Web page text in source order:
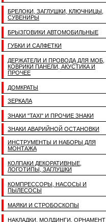
БРЕЛОКИ, ЗАГЛУШКИ, КЛЮЧНИЦЫ,
СУВЕНИРЫ
БРЫЗГОВИКИ АВТОМОБИЛЬНЫЕ
ГУБКИ И САЛФЕТКИ
ДЕРЖАТЕЛИ И ПРОВОДА ДЛЯ МОБ,
КОВРИКИ ПАНЕЛИ, АКУСТИКА И
ПРОЧЕЕ
ДОМКРАТЫ
ЗЕРКАЛА
ЗНАКИ "TAXI" И ПРОЧИЕ ЗНАКИ
ЗНАКИ АВАРИЙНОЙ ОСТАНОВКИ
ИНСТРУМЕНТЫ И НАБОРЫ ДЛЯ
МОНТАЖА
КОЛПАКИ ДЕКОРАТИВНЫЕ,
ЛОГОТИПЫ, ЗАГЛУШКИ
КОМПРЕССОРЫ, НАСОСЫ И
ПЫЛЕСОСЫ
МАЯКИ И СТРОБОСКОПЫ
НАКЛАДКИ, МОЛДИНГИ, ОРНАМЕНТ